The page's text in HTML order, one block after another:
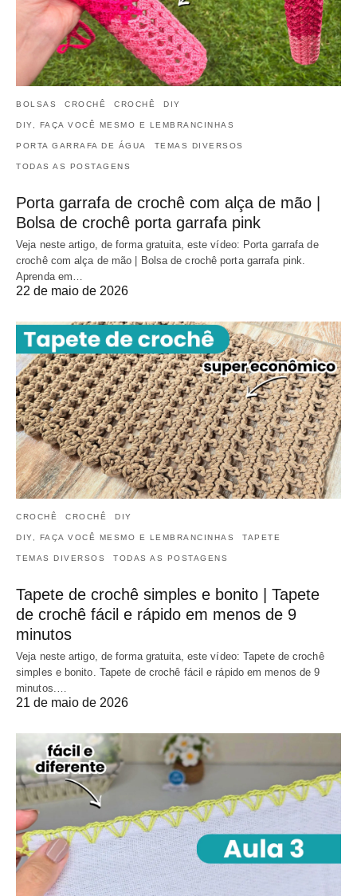
BOLSAS CROCHÊ CROCHÊ DIY
DIY, FAÇA VOCÊ MESMO E LEMBRANCINHAS
PORTA GARRAFA DE ÁGUA TEMAS DIVERSOS
TODAS AS POSTAGENS
Porta garrafa de crochê com alça de mão |
Bolsa de crochê porta garrafa pink
Veja neste artigo, de forma gratuita, este vídeo: Porta garrafa de
crochê com alça de mão | Bolsa de crochê porta garrafa pink.
Aprenda em…
22 de maio de 2026
CROCHÊ CROCHÊ DIY
DIY, FAÇA VOCÊ MESMO E LEMBRANCINHAS TAPETE
TEMAS DIVERSOS TODAS AS POSTAGENS
Tapete de crochê simples e bonito | Tapete
de crochê fácil e rápido em menos de 9
minutos
Veja neste artigo, de forma gratuita, este vídeo: Tapete de crochê
simples e bonito. Tapete de crochê fácil e rápido em menos de 9
minutos.…
21 de maio de 2026